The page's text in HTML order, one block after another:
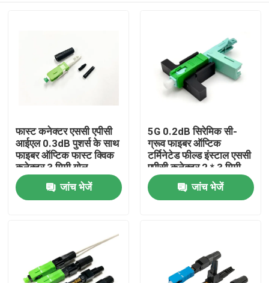
उत्पादों
फास्ट कनेक्टर एससी एपीसी
आईएल 0.3dB पुशर्स के साथ
फाइबर ऑप्टिक फास्ट क्विक
कनेक्टर 3 मिमी गोल
एफटीटीएच ड्रॉप केबल के
लिए
जांच भेजें
5G 0.2dB सिरेमिक सी-
ग्रूव फाइबर ऑप्टिक
टर्मिनेटेड फील्ड इंस्टाल एससी
एपीसी कनेक्टर 2 * 3 मिमी
ड्रॉप केबल
जांच भेजें